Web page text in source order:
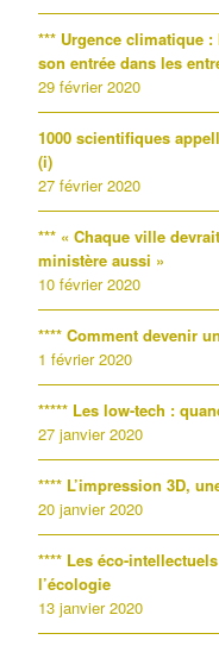
*** Urgence climatique
son entrée dans les
29 février 2020
1000 scientifiques
(i)
27 février 2020
*** « Chaque ville
ministère aussi »
10 février 2020
**** Comment devenir
1 février 2020
***** Les low-tech :
27 janvier 2020
**** L’impression 3D,
20 janvier 2020
**** Les éco-
l’écologie
13 janvier 2020